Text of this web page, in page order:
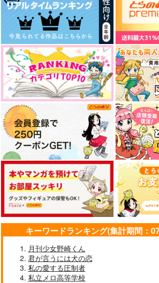
キーワードランキング(集計期間：
月刊少女野崎くん
君が言うには犬の恋
私の愛する圧制者
私立メロ高等学校